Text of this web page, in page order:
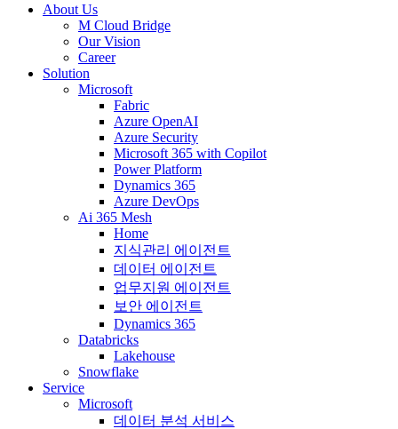
About Us
M Cloud Bridge
Our Vision
Career
Solution
Microsoft
Fabric
Azure OpenAI
Azure Security
Microsoft 365 with Copilot
Power Platform
Dynamics 365
Azure DevOps
Ai 365 Mesh
Home
지식관리 에이전트
데이터 에이전트
업무지원 에이전트
보안 에이전트
Dynamics 365
Databricks
Lakehouse
Snowflake
Service
Microsoft
데이터 분석 서비스